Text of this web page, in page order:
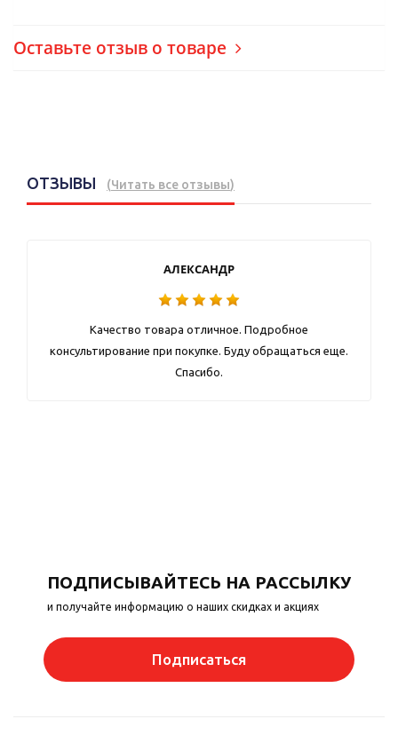
Оставьте отзыв о товаре
ОТЗЫВЫ (Читать все отзывы)
АЛЕКСАНДР
Качество товара отличное. Подробное
консультирование при покупке. Буду обращаться еще.
Спасибо.
ПОДПИСЫВАЙТЕСЬ НА РАССЫЛКУ
и получайте информацию о наших скидках и акциях
Подписаться